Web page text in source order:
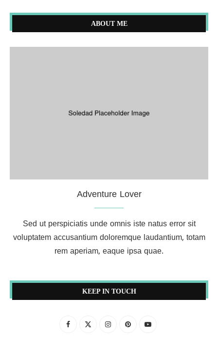
ABOUT ME
Adventure Lover
Sed ut perspiciatis unde omnis iste natus error sit
voluptatem accusantium doloremque laudantium, totam
rem aperiam, eaque ipsa quae.
KEEP IN TOUCH